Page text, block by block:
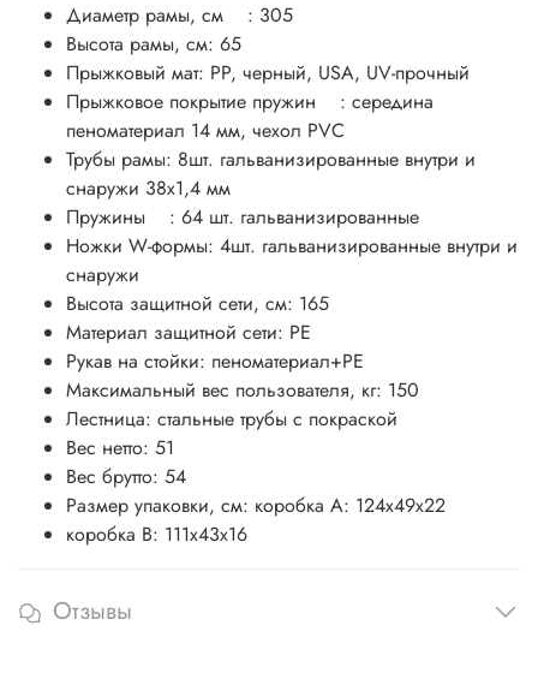
Диаметр рамы, см : 305
Высота рамы, см: 65
Прыжковый мат: PP, черный, USA, UV-прочный
Прыжковое покрытие пружин : середина
пеноматериал 14 мм, чехол PVC
Трубы рамы: 8шт. гальванизированные внутри и
снаружи 38х1,4 мм
Пружины : 64 шт. гальванизированные
Ножки W-формы: 4шт. гальванизированные внутри и
снаружи
Высота защитной сети, см: 165
Материал защитной сети: PE
Рукав на стойки: пеноматериал+PE
Максимальный вес пользователя, кг: 150
Лестница: стальные трубы с покраской
Вес нетто: 51
Вес брутто: 54
Размер упаковки, см: коробка А: 124х49х22
коробка В: 111х43х16
Отзывы